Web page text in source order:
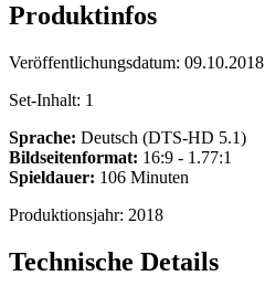
Produktinfos
Veröffentlichungsdatum: 09.10.2018
Set-Inhalt: 1
Sprache: Deutsch (DTS-HD 5.1)
Bildseitenformat: 16:9 - 1.77:1
Spieldauer: 106 Minuten
Produktionsjahr: 2018
Technische Details